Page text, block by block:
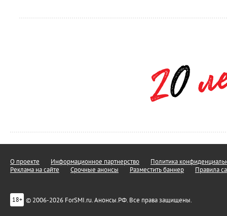
О проекте Информационное партнерство
Политика
Реклама на сайте
Срочные анонсы Разместить баннер Правила
18+ © 2006-2026 ForSMI.ru. Анонсы.РФ. Все права защищены.